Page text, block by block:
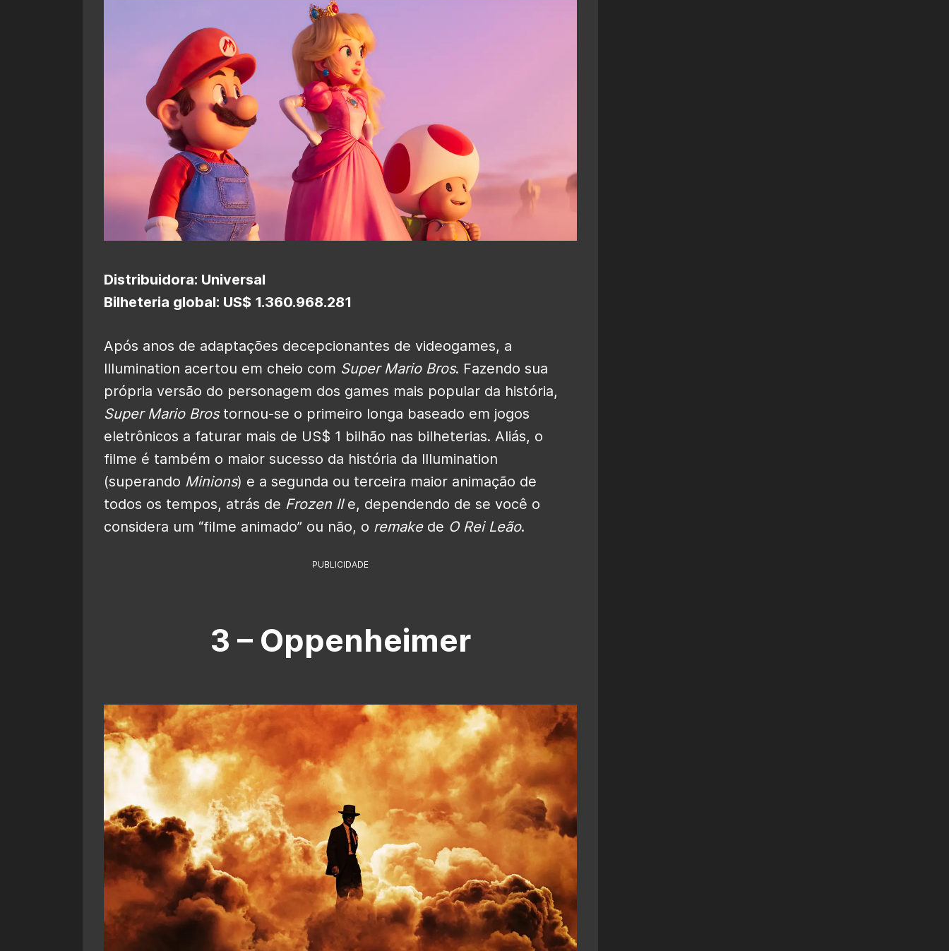
Distribuidora: Universal
Bilheteria global: US$ 1.360.968.281
Após anos de adaptações decepcionantes de videogames, a
Illumination acertou em cheio com Super Mario Bros. Fazendo sua
própria versão do personagem dos games mais popular da história,
Super Mario Brostornou-se o primeiro longa baseado em jogos
eletrônicos a faturar mais de US$ 1 bilhão nas bilheterias. Aliás, o
filme é também o maior sucesso da história da Illumination
(superando Minions) e a segunda ou terceira maior animação de
todos os tempos, atrás de Frozen IIe, dependendo de se você o
considera um “filme animado” ou não, o remakede O Rei Leão.
PUBLICIDADE
3 – Oppenheimer